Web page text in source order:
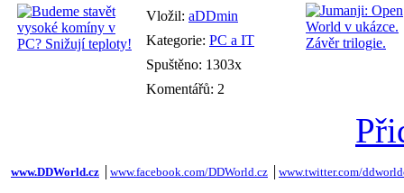
Vložil: aDDmin
Kategorie: PC a IT
Spuštěno: 1303x
Komentářů: 2
www.DDWorld.cz www.facebook.com/DDWorld.cz www.twitter.com/